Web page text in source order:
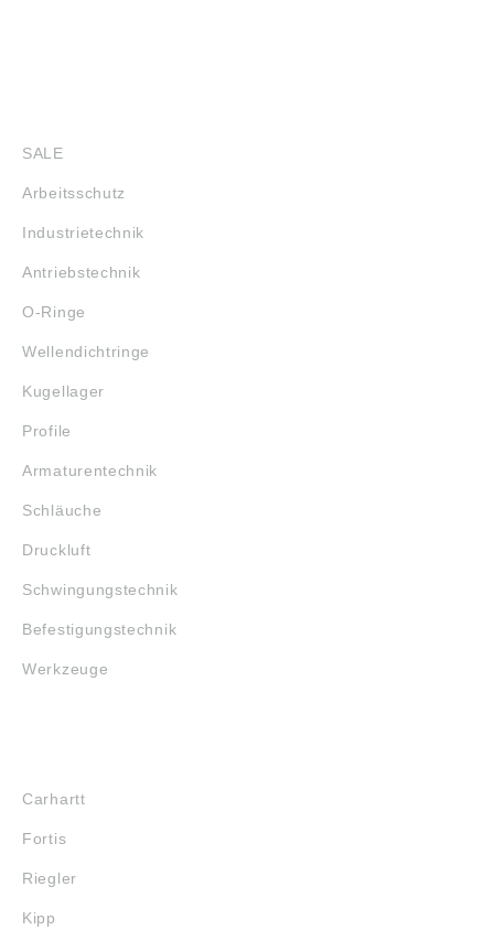
SALE
Arbeitsschutz
Industrietechnik
Antriebstechnik
O-Ringe
Wellendichtringe
Kugellager
Profile
Armaturentechnik
Schläuche
Druckluft
Schwingungstechnik
Befestigungstechnik
Werkzeuge
Carhartt
Fortis
Riegler
Kipp